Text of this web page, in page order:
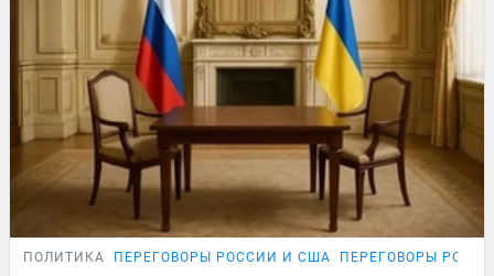
ПОЛИТИКА ПЕРЕГОВОРЫ РОССИИ И США ПЕРЕГОВОРЫ